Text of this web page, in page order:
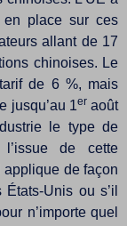
place sur ces
allant de 17
chinoises. Le
de 6 %, mais
jusqu’au 1er août
le type de
de cette
applique de façon
Unis ou s’il
n’importe quel